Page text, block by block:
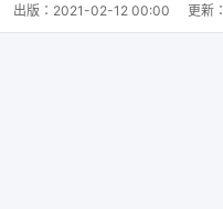
出版： 2021-02-12 00:00 更新：